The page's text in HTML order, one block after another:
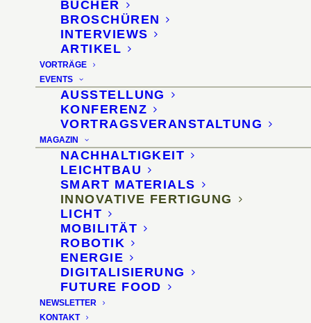
BÜCHER
BROSCHÜREN
INTERVIEWS
ARTIKEL
VORTRÄGE
EVENTS
AUSSTELLUNG
KONFERENZ
VORTRAGSVERANSTALTUNG
MAGAZIN
NACHHALTIGKEIT
LEICHTBAU
SMART MATERIALS
INNOVATIVE FERTIGUNG
LICHT
MOBILITÄT
ROBOTIK
ENERGIE
DIGITALISIERUNG
FUTURE FOOD
NEWSLETTER
KONTAKT
Mit 3D4U bietet der
Hausgerätehersteller
exklusives Zubehör zum
kostenlosen Download an
07. Juni 2020